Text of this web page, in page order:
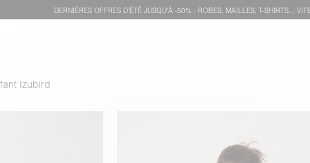
DERNIÈRES OFFRES D'ÉTÊ JUSQU'À -50% : ROBES, MAILLES, T-SHIRTS...
Izubird